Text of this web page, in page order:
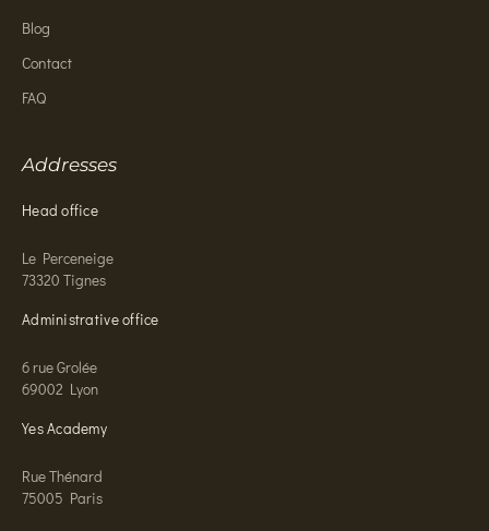
Blog
Contact
FAQ
Addresses
Head office
Le Perceneige
73320 Tignes
Administrative office
6 rue Grolée
69002 Lyon
Yes Academy
Rue Thénard
75005 Paris